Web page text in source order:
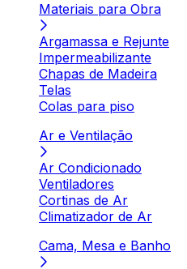
Materiais para Obra
Argamassa e Rejunte
Impermeabilizante
Chapas de Madeira
Telas
Colas para piso
Ar e Ventilação
Ar Condicionado
Ventiladores
Cortinas de Ar
Climatizador de Ar
Cama, Mesa e Banho